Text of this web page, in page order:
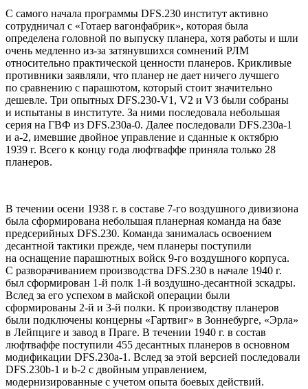
С самого начала программы DFS.230 институт активно
сотрудничал с «Готаер вагонфабрик», которая была
определена головной по выпуску планера, хотя работы и шли
очень медленно из-за затянувшихся сомнений РЛМ
относительно практической ценности планеров. Крикливые
противники заявляли, что планер не дает ничего лучшего
по сравнению с парашютом, который стоит значительно
дешевле. Три опытных DFS.230-V1, V2 и VЗ были собраны
и испытаны в институте. За ними последовала небольшая
серия на ГВФ из DFS.230a-0. Далее последовали DFS.230a-1
и a-2, имевшие двойное управление и сданные к октябрю
1939 г. Всего к концу года люфтваффе приняла только 28
планеров.
В течении осени 1938 г. в составе 7-го воздушного дивизиона
была сформирована небольшая планерная команда на базе
предсерийных DFS.230. Команда занималась освоением
десантной тактики прежде, чем планеры поступили
на оснащение парашютных войск 9-го воздушного корпуса.
С разворачиванием производства DFS.230 в начале 1940 г.
был сформирован 1-й полк 1-й воздушно-десантной зскадры.
Вслед за его успехом в майской операции были
сформированы 2-й и 3-й полки. К производству планеров
были подключены концерны «Гартвиг» в Зоннебурге, «Эрла»
в Лейпциге и завод в Праге. В течении 1940 г. в состав
люфтваффе поступили 455 десантных планеров в основном
модификации DFS.230a-1. Вслед за этой версией последовали
DFS.230b-1 и b-2 с двойным управлением,
модернизированные с учетом опыта боевых действий.